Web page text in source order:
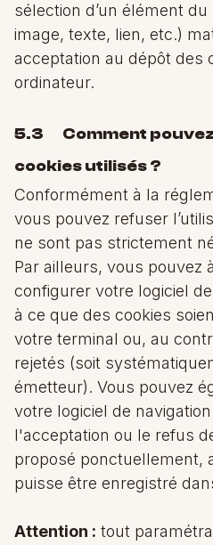
sélection d’un élément
image, texte, lien, etc.)
acceptation au dépôt des
ordinateur.
5.3 Comment
cookies utilisés ?
Conformément à la
vous pouvez refuser
ne sont pas strictement
Par ailleurs, vous pouvez
configurer votre logiciel
à ce que des cookies
votre terminal ou, au
rejetés (soit
émetteur). Vous pouvez
votre logiciel de
l'acceptation ou le refus
proposé ponctuellement,
puisse être enregistré
Attention : tout